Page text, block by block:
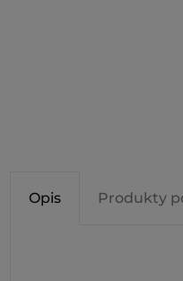
Opis Produkty